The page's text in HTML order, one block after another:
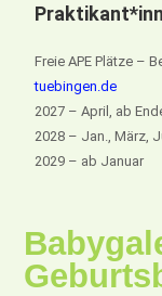
Freie APE Plätze –
tuebingen.de
2027 – April, ab
2028 – Jan., März,
2029 – ab Januar